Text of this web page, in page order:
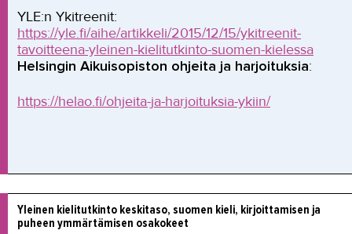
YLE:n Ykitreenit:
https://yle.fi/aihe/artikkeli/2015/12/15/ykitreenit-
tavoitteena-yleinen-kielitutkinto-suomen-kielessa
Helsingin Aikuisopiston ohjeita ja harjoituksia:
https://helao.fi/ohjeita-ja-harjoituksia-ykiin/
Yleinen kielitutkinto keskitaso, suomen kieli, kirjoittamisen ja
puheen ymmärtämisen osakokeet